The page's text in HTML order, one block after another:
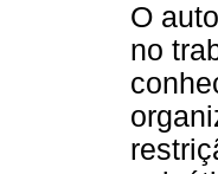
O
no